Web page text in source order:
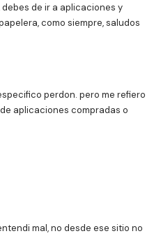
debes de ir a aplicaciones y
como siempre, saludos
perdon. pero me refiero
aplicaciones compradas o
mal, no desde ese sitio no